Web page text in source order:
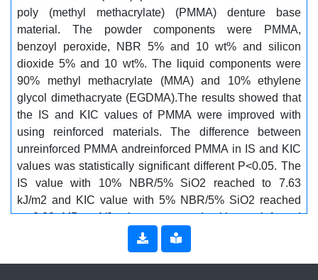
poly (methyl methacrylate) (PMMA) denture base
material. The powder components were PMMA,
benzoyl peroxide, NBR 5% and 10 wt% and silicon
dioxide 5% and 10 wt%. The liquid components were
90% methyl methacrylate (MMA) and 10% ethylene
glycol dimethacryate (EGDMA).The results showed that
the IS and KIC values of PMMA were improved with
using reinforced materials. The difference between
unreinforced PMMA andreinforced PMMA in IS and KIC
values was statistically significant different P<0.05. The
IS value with 10% NBR/5% SiO2 reached to 7.63
kJ/m2 and KIC value with 5% NBR/5% SiO2 reached
to 2.38 MPa.m1/2 when compared with unreinforced
PMMA. The addition of SiO2/NBR had contributed
positively effect on the mechanical properties of PMMA
denture base material when SiO2 and NBR were